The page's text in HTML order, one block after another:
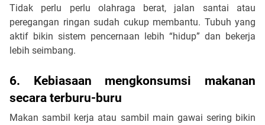
Tidak perlu perlu olahraga berat, jalan santai atau
peregangan ringan sudah cukup membantu. Tubuh yang
aktif bikin sistem pencernaan lebih “hidup” dan bekerja
lebih seimbang.
6. Kebiasaan mengkonsumsi makanan
secara terburu-buru
Makan sambil kerja atau sambil main gawai sering bikin